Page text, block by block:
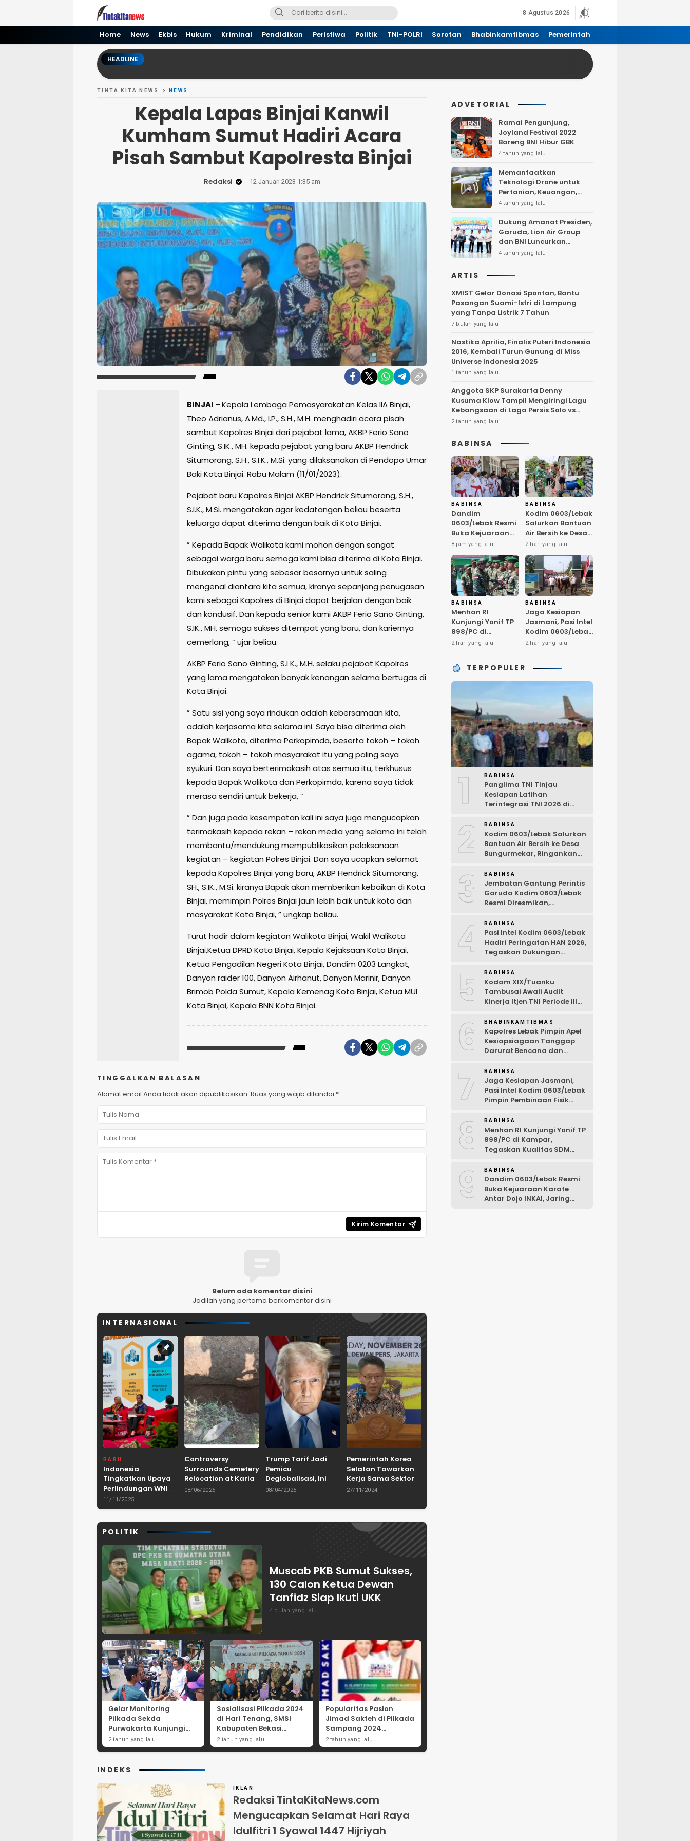
Tinta kita News
Informasi Terkini
8 Agustus 2026
Home News Ekbis Hukum Kriminal Pendidikan Peristiwa Politik TNI-POLRI Sorotan Bhabinkamtibmas Pemerintah
HEADLINE
TINTA KITA NEWS NEWS
Kepala Lapas Binjai Kanwil
Kumham Sumut Hadiri Acara
Pisah Sambut Kapolresta Binjai
Redaksi 12 Januari 2023 1:35 am
BINJAI –Kepala Lembaga Pemasyarakatan Kelas IIA Binjai,
Theo Adrianus, A.Md., I.P., S.H., M.H. menghadiri acara pisah
sambut Kapolres Binjai dari pejabat lama, AKBP Ferio Sano
Ginting, S.IK., MH. kepada pejabat yang baru AKBP Hendrick
Situmorang, S.H., S.I.K., M.Si. yang dilaksanakan di Pendopo Umar
Baki Kota Binjai. Rabu Malam (11/01/2023).
Pejabat baru Kapolres Binjai AKBP Hendrick Situmorang, S.H.,
S.I.K., M.Si. mengatakan agar kedatangan beliau beserta
keluarga dapat diterima dengan baik di Kota Binjai.
” Kepada Bapak Walikota kami mohon dengan sangat
sebagai warga baru semoga kami bisa diterima di Kota Binjai.
Dibukakan pintu yang sebesar besarnya untuk saling
mengenal diantara kita semua, kiranya sepanjang penugasan
kami sebagai Kapolres di Binjai dapat berjalan dengan baik
dan kondusif. Dan kepada senior kami AKBP Ferio Sano Ginting,
S.IK., MH. semoga sukses ditempat yang baru, dan kariernya
cemerlang, ” ujar beliau.
AKBP Ferio Sano Ginting, S.I K., M.H. selaku pejabat Kapolres
yang lama mengatakan banyak kenangan selama bertugas di
Kota Binjai.
” Satu sisi yang saya rindukan adalah kebersamaan kita,
adalah kerjasama kita selama ini. Saya bisa diterima oleh
Bapak Walikota, diterima Perkopimda, beserta tokoh – tokoh
agama, tokoh – tokoh masyarakat itu yang paling saya
syukuri. Dan saya berterimakasih atas semua itu, terkhusus
kepada Bapak Walikota dan Perkopimda, karena saya tidak
merasa sendiri untuk bekerja, ”
” Dan juga pada kesempatan kali ini saya juga mengucapkan
terimakasih kepada rekan – rekan media yang selama ini telah
membantu/mendukung mempublikasikan pelaksanaan
kegiatan – kegiatan Polres Binjai. Dan saya ucapkan selamat
kepada Kapolres Binjai yang baru, AKBP Hendrick Situmorang,
SH., S.IK., M.Si. kiranya Bapak akan memberikan kebaikan di Kota
Binjai, memimpin Polres Binjai jauh lebih baik untuk kota dan
masyarakat Kota Binjai, ” ungkap beliau.
Turut hadir dalam kegiatan Walikota Binjai, Wakil Walikota
Binjai,Ketua DPRD Kota Binjai, Kepala Kejaksaan Kota Binjai,
Ketua Pengadilan Negeri Kota Binjai, Dandim 0203 Langkat,
Danyon raider 100, Danyon Airhanut, Danyon Marinir, Danyon
Brimob Polda Sumut, Kepala Kemenag Kota Binjai, Ketua MUI
Kota Binjai, Kepala BNN Kota Binjai.
TINGGALKAN BALASAN
Alamat email Anda tidak akan dipublikasikan. Ruas yang wajib ditandai *
Belum ada komentar disini
Jadilah yang pertama berkomentar disini
INTERNASIONAL
BARU
Indonesia
Tingkatkan Upaya
Perlindungan WNI
dan Pemberantasan
TPPO di Asia
11/11/2025
Controversy
Surrounds Cemetery
Relocation at Karian
Dam Project in
08/06/2025
Trump Tarif Jadi
Pemicu
Deglobalisasi, Ini
Ulasan Tajam dari
ASPRINDO
08/04/2025
Pemerintah Korea
Selatan Tawarkan
Kerja Sama Sektor
Pertanian untuk
Pangan Indonesia
27/11/2024
POLITIK
Muscab PKB Sumut Sukses,
130 Calon Ketua Dewan
Tanfidz Siap Ikuti UKK
4 bulan yang lalu
Gelar Monitoring
Pilkada Sekda
Purwakarta Kunjungi
Beberapa TPS Yang Ada
Di Purwakarta
2 tahun yang lalu
Sosialisasi Pilkada 2024
di Hari Tenang, SMSI
Kabupaten Bekasi
Dorong Angka
Partisipasi Masyarakat
2 tahun yang lalu
Popularitas Paslon
Jimad Sakteh di Pilkada
Sampang 2024
Didorong Kebijakan
Populis dan Dukungan
2 tahun yang lalu
INDEKS
IKLAN
Redaksi TintaKitaNews.com
Mengucapkan Selamat Hari Raya
Idulfitri 1 Syawal 1447 Hijriyah
ADVETORIAL
Ramai Pengunjung,
Joyland Festival 2022
Bareng BNI Hibur GBK
4 tahun yang lalu
Memanfaatkan
Teknologi Drone untuk
Pertanian, Keuangan,
Pertambangan, Real
Telekomunikasi.
4 tahun yang lalu
Dukung Amanat Presiden,
Garuda, Lion Air Group
dan BNI Luncurkan
Program Terbang Hemat
4 tahun yang lalu
ARTIS
XMIST Gelar Donasi Spontan, Bantu
Pasangan Suami-Istri di Lampung
yang Tanpa Listrik 7 Tahun
7 bulan yang lalu
Nastika Aprilia, Finalis Puteri Indonesia
2016, Kembali Turun Gunung di Miss
Universe Indonesia 2025
1 tahun yang lalu
Anggota SKP Surakarta Denny
Kusuma Klow Tampil Mengiringi Lagu
Kebangsaan di Laga Persis Solo vs
Persija Jakarta
2 tahun yang lalu
BABINSA
BABINSA
Dandim
0603/Lebak Resmi
Buka Kejuaraan
Karate Antar Dojo
INKAI, Jaring Bibit
Atlet Unggul
Sambut HUT ke-81
RI
8 jam yang lalu
BABINSA
Kodim 0603/Lebak
Salurkan Bantuan
Air Bersih ke Desa
Bungurmekar,
Ringankan Beban
Warga
Terdampak
Kemarau
2 hari yang lalu
BABINSA
Menhan RI
Kunjungi Yonif TP
898/PC di
Kampar,
Kualitas SDM
Kunci Kekuatan
TNI
2 hari yang lalu
BABINSA
Jaga Kesiapan
Jasmani, Pasi Intel
Kodim 0603/Lebak
Pimpin Pembinaan
2 hari yang lalu
TERPOPULER
1 BABINSA
Panglima TNI Tinjau
Kesiapan Latihan
Terintegrasi TNI 2026 di
2 BABINSA
Kodim 0603/Lebak Salurkan
Bantuan Air Bersih ke Desa
Bungurmekar, Ringankan
Kemarau
3 BABINSA
Jembatan Gantung Perintis
Garuda Kodim 0603/Lebak
Resmi Diresmikan,
Desa Wanasalam
4 BABINSA
Pasi Intel Kodim 0603/Lebak
Hadiri Peringatan HAN 2026,
Tegaskan Dukungan
Ramah Anak
5 BABINSA
Kodam XIX/Tuanku
Tambusai Awali Audit
Kinerja Itjen TNI Periode III
6 BHABINKAMTIBMAS
Kapolres Lebak Pimpin Apel
Kesiapsiagaan Tanggap
Darurat Bencana dan
7 BABINSA
Jaga Kesiapan Jasmani,
Pasi Intel Kodim 0603/Lebak
Pimpin Pembinaan Fisik
8 BABINSA
Menhan RI Kunjungi Yonif TP
898/PC di Kampar,
Tegaskan Kualitas SDM
9 BABINSA
Dandim 0603/Lebak Resmi
Buka Kejuaraan Karate
Antar Dojo INKAI, Jaring